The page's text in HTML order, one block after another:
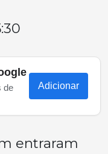
de
Adicionar
entraram